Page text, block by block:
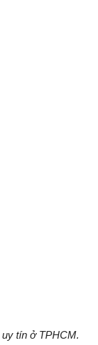
uy tín ở TPHCM.